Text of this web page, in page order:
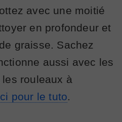
avec une moitié
en profondeur et
graisse. Sachez
aussi avec les
rouleaux à
pour le tuto.